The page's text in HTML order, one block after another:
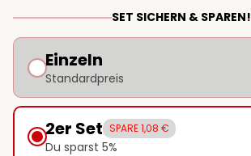
SET SICHERN & SPAREN!
Einzeln
Standardpreis
2er Set SPARE 1,08 €
Du sparst 5%